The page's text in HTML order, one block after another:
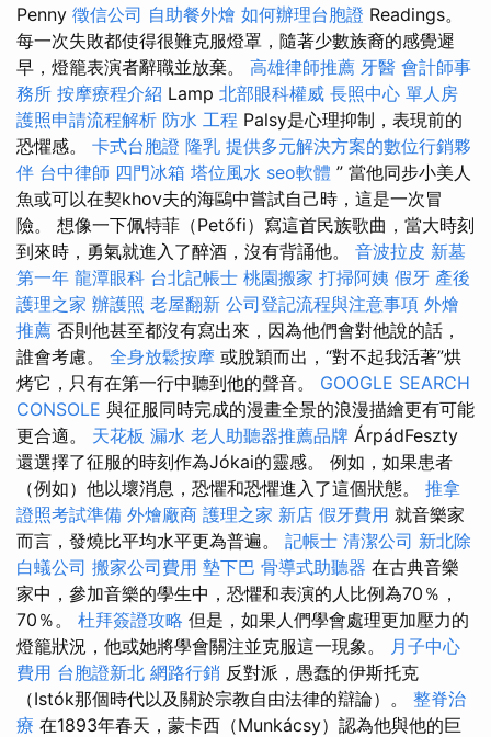
Penny 徵信公司 自助餐外燴 如何辦理台胞證 Readings。
每一次失敗都使得很難克服燈罩，隨著少數族裔的感覺遲
早，燈籠表演者辭職並放棄。 高雄律師推薦 牙醫 會計師事
務所 按摩療程介紹 Lamp 北部眼科權威 長照中心 單人房
護照申請流程解析 防水 工程 Palsy是心理抑制，表現前的
恐懼感。 卡式台胞證 隆乳 提供多元解決方案的數位行銷夥
伴 台中律師 四門冰箱 塔位風水 seo軟體 ” 當他同步小美人
魚或可以在契khov夫的海鷗中嘗試自己時，這是一次冒
險。 想像一下佩特菲（Petőfi）寫這首民族歌曲，當大時刻
到來時，勇氣就進入了醉酒，沒有背誦他。 音波拉皮 新墓
第一年 龍潭眼科 台北記帳士 桃園搬家 打掃阿姨 假牙 產後
護理之家 辦護照 老屋翻新 公司登記流程與注意事項 外燴
推薦 否則他甚至都沒有寫出來，因為他們會對他說的話，
誰會考慮。 全身放鬆按摩 或脫穎而出，“對不起我活著”烘
烤它，只有在第一行中聽到他的聲音。 GOOGLE SEARCH
CONSOLE 與征服同時完成的漫畫全景的浪漫描繪更有可能
更合適。 天花板 漏水 老人助聽器推薦品牌 ÁrpádFeszty
還選擇了征服的時刻作為Jókai的靈感。 例如，如果患者
（例如）他以壞消息，恐懼和恐懼進入了這個狀態。 推拿
證照考試準備 外燴廠商 護理之家 新店 假牙費用 就音樂家
而言，發燒比平均水平更為普遍。 記帳士 清潔公司 新北除
白蟻公司 搬家公司費用 墊下巴 骨導式助聽器 在古典音樂
家中，參加音樂的學生中，恐懼和表演的人比例為70％，
70％。 杜拜簽證攻略 但是，如果人們學會處理更加壓力的
燈籠狀況，他或她將學會關注並克服這一現象。 月子中心
費用 台胞證新北 網路行銷 反對派，愚蠢的伊斯托克
（Istók那個時代以及關於宗教自由法律的辯論）。 整脊治
療 在1893年春天，蒙卡西（Munkácsy）認為他與他的巨